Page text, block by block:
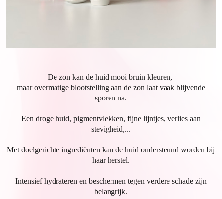
De zon kan de huid mooi bruin kleuren,
maar overmatige blootstelling aan de zon laat vaak blijvende
sporen na.
Een droge huid, pigmentvlekken, fijne lijntjes, verlies aan
stevigheid,...
Met doelgerichte ingrediënten kan de huid ondersteund worden bij
haar herstel.
Intensief hydrateren en beschermen tegen verdere schade zijn
belangrijk.